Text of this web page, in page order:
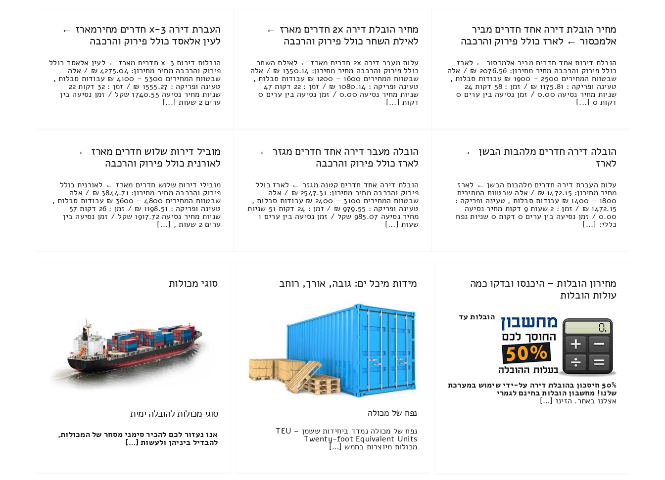
מחיר הובלת דירה אחד חדרים מביר
אלמכסור ← לארז כולל פירוק והרכבה
הובלת דירות אחד חדרים מביר אלמכסור ← לארז
כולל פירוק והרכבה מחיר מחירון: 2076.56 ₪ / אלה
שבטווח המחירים 2500 – 1900 ₪ עבודות סבלות ,
טעינה ופריקה : 1175.81 ₪ / זמן : 58 דקות 24
שניות מחיר נסיעה 0.00 / זמן נסיעה בין ערים 0
דקות 0 [...]
מחיר הובלת דירה 2x חדרים מארז ←
לאילת השחר כולל פירוק והרכבה
עלות מעבר דירה 2x חדרים מארז ← לאילת השחר
כולל פירוק והרכבה מחיר מחירון: 1350.14 ₪ / אלה
שבטווח המחירים 1600 – 1200 ₪ עבודות סבלות ,
טעינה ופריקה : 1080.14 ₪ / זמן : 22 דקות 47
שניות מחיר נסיעה 0.00 / זמן נסיעה בין ערים 0
דקות [...]
העברת דירה 3-x חדרים מחירמארז ←
לעין אלאסד כולל פירוק והרכבה
הובלות דירות 3-x חדרים מארז ← לעין אלאסד כולל
פירוק והרכבה מחיר מחירון: 4275.04 ₪ / אלה
שבטווח המחירים 5300 – 4100 ₪ עבודות סבלות ,
טעינה ופריקה : 1555.27 ₪ / זמן : 32 דקות 22
שניות מחיר נסיעה 1740.55 שקל / זמן נסיעה בין
ערים 2 שעות [...]
הובלה דירה חדרים מלהבות הבשן ←
לארז
עלות העברת דירה חדרים מלהבות הבשן ← לארז
מחיר מחירון: 1472.15 ₪ / אלה שבטווח המחירים
1800 – 1400 ₪ עבודות סבלות , טעינה ופריקה :
1472.15 ₪ / זמן : 2 שעות 9 דקות מחיר נסיעה
0.00 / זמן נסיעה בין ערים 0 דקות 0 שניות נפח
כללי: [...]
הובלה מעבר דירה אחד חדרים מגזר ←
לארז כולל פירוק והרכבה
הובלת דירה אחד חדרים קטנה מגזר ← לארז כולל
פירוק והרכבה מחיר מחירון: 2547.31 ₪ / אלה
שבטווח המחירים 3100 – 2400 ₪ עבודות סבלות ,
טעינה ופריקה : 979.55 ₪ / זמן : 24 דקות 51 שניות
מחיר נסיעה 985.07 שקל / זמן נסיעה בין ערים 1
שעות [...]
מוביל דירות שלוש חדרים מארז ←
לאורנית כולל פירוק והרכבה
מובילי דירות שלוש חדרים מארז ← לאורנית כולל
פירוק והרכבה מחיר מחירון: 3844.71 ₪ / אלה
שבטווח המחירים 4800 – 3600 ₪ עבודות סבלות ,
טעינה ופריקה : 1198.51 ₪ / זמן : 26 דקות 57
שניות מחיר נסיעה 1917.72 שקל / זמן נסיעה בין
ערים 2 שעות , [...]
מחירון הובלות – היכנסו ובדקו כמה
עולות הובלות
הובלות עד
50% חיסכון בהובלת דירה על-ידי שימוש במערכת
שלנו! מחשבון הובלות בחינם לגמרי
אצלנו באתר. הזינו […]
מידות מיכל ים: גובה, אורך, רוחב
נפח של מכולה
נפח של מכולה נמדד ביחידות ששמן TEU –
Twenty-foot Equivalent Units
מכולות מיוצרות בחמש […]
סוגי מכולות
סוגי מכולות להובלה ימית
אנו נעזור לכם להכיר סימני מסחר של המכולות,
להבדיל ביניהן ולעשות […]